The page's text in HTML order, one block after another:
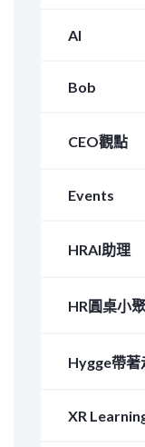
AI
Bob
CEO觀點
Events
HRAI助理
HR圓桌小聚
Hygge帶著
XR